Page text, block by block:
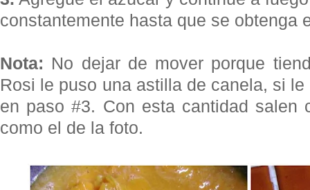
constantemente hasta que se obtenga
Nota: No dejar de mover porque
Rosi le puso una astilla de canela, si
en paso #3. Con esta cantidad salen
como el de la foto.